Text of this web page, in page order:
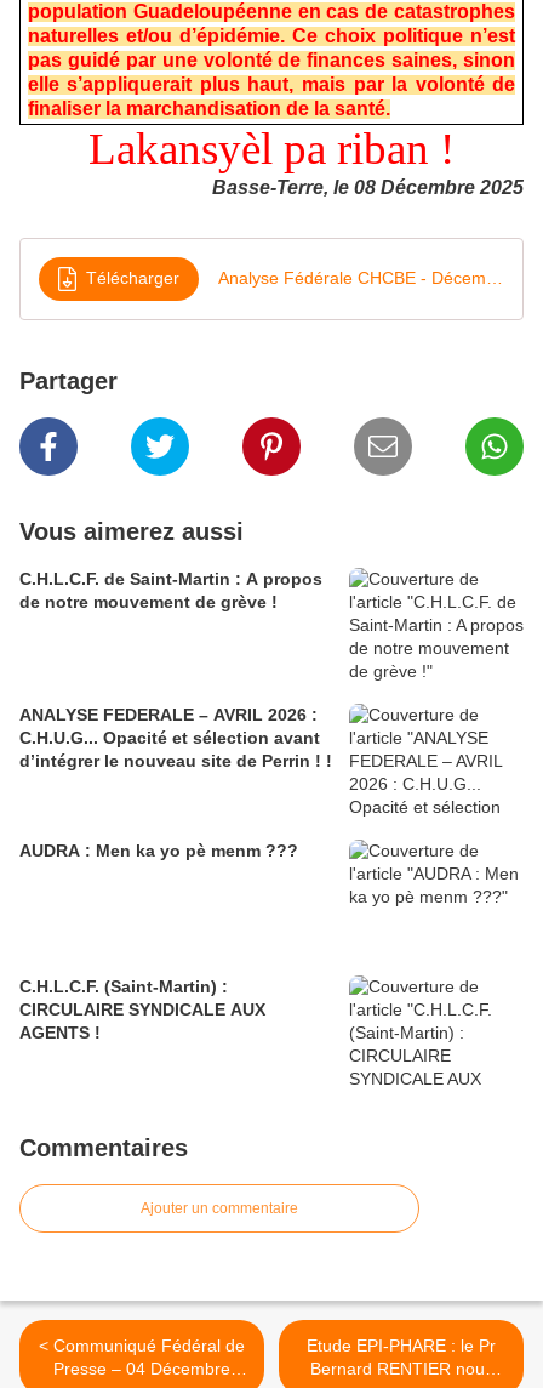
population Guadeloupéenne en cas de catastrophes
naturelles et/ou d’épidémie. Ce choix politique n’est
pas guidé par une volonté de finances saines, sinon
elle s’appliquerait plus haut, mais par la volonté de
finaliser la marchandisation de la santé.
Lakansyèl pa riban !
Basse-Terre, le 08 Décembre 2025
Télécharger Analyse Fédérale CHCBE - Décembre 2025
Partager
Vous aimerez aussi
C.H.L.C.F. de Saint-Martin : A propos
de notre mouvement de grève !
ANALYSE FEDERALE – AVRIL 2026 :
C.H.U.G... Opacité et sélection avant
d’intégrer le nouveau site de Perrin ! !
AUDRA : Men ka yo pè menm ???
C.H.L.C.F. (Saint-Martin) :
CIRCULAIRE SYNDICALE AUX
AGENTS !
Commentaires
Ajouter un commentaire
< Communiqué Fédéral de
Presse – 04 Décembre
Etude EPI-PHARE : le Pr
Bernard RENTIER nous